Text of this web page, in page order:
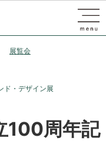
展覧会
ド・デザイン展
100周年記